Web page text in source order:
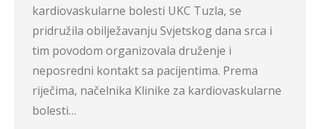
kardiovaskularne bolesti UKC Tuzla, se
pridružila obilježavanju Svjetskog dana srca i
tim povodom organizovala druženje i
neposredni kontakt sa pacijentima. Prema
riječima, načelnika Klinike za kardiovaskularne
bolesti…